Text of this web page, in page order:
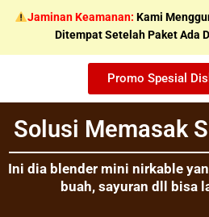
Jaminan Keamanan: Kami
Ditempat Setelah Paket Ada
Promo Spesial
Solusi Memasak
Ini dia blender mini nirkable
buah, sayuran dll bisa